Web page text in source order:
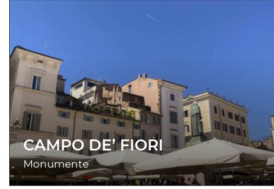
CAMPO DE’ FIORI
Monumente